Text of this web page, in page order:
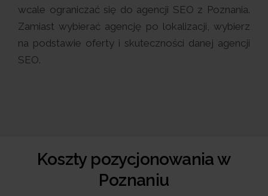
wcale ograniczać się do agencji SEO z Poznania.
Zamiast wybierać agencję po lokalizacji, wybierz
na podstawie oferty i skuteczności danej agencji
SEO.
Koszty pozycjonowania w
Poznaniu